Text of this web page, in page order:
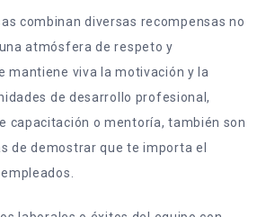
combinan diversas recompensas no
atmósfera de respeto y
mantiene viva la motivación y la
de desarrollo profesional,
capacitación o mentoría, también son
de demostrar que te importa el